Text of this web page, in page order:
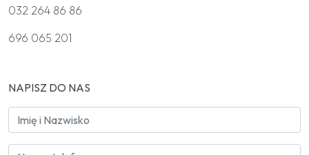
032 264 86 86
696 065 201
NAPISZ DO NAS